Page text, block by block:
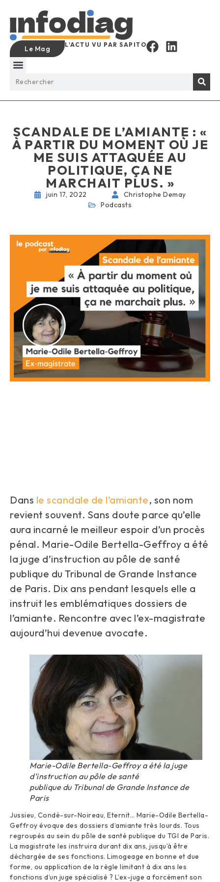
Le Mag L'ACTU VU PAR SAPITO
SCANDALE DE L’AMIANTE : «
À PARTIR DU MOMENT OÙ JE
ME SUIS ATTAQUÉE AU
POLITIQUE, ÇA NE
MARCHAIT PLUS. »
juin 17, 2022
Christophe Demay
Podcasts
Dans le scandale de l’amiante, son nom
revient souvent. Sans doute parce qu’elle
aura incarné le meilleur espoir d’un procès
pénal. Marie-Odile Bertella-Geffroy a été
la juge d’instruction au pôle de santé
publique du Tribunal de Grande Instance
de Paris. Dix ans pendant lesquels elle a
instruit les emblématiques dossiers de
l’amiante. Rencontre avec l’ex-magistrate
aujourd’hui devenue avocate.
Marie-Odile Bertella-Geffroy a été la juge
d’instruction au pôle de santé
publique du Tribunal de Grande Instance de
Paris
Jussieu, Condé-sur-Noireau, Eternit… Marie-Odile Bertella-
Geffroy évoque des dossiers d’amiante très lourds. Tous
regroupés au sein du pôle de santé publique du TGI de Paris.
La magistrate les instruira durant dix ans, jusqu’à être
déchargée de ses fonctions. Limogeage en bonne et due
forme, ou application de la règle limitant à dix ans les
fonctions d’un juge spécialisé ? L’ex-juge a forcément son